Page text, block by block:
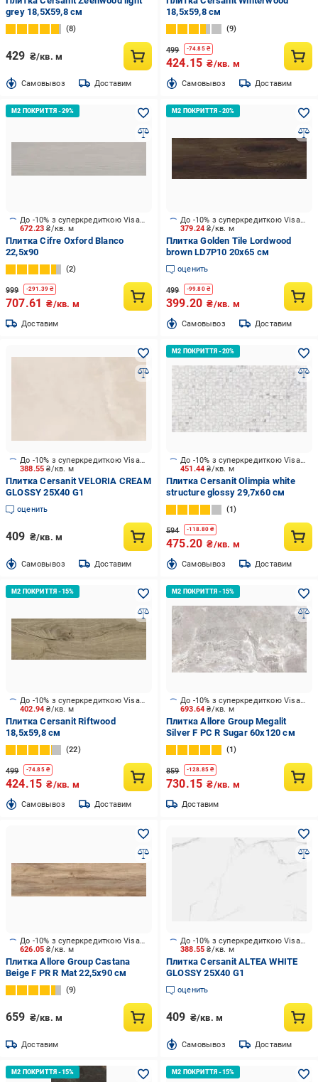
grey 18,5X59,8 см
8
429 ₴/кв. м
Cамовывоз Доставим
18,5x59,8 см
9
499 -74.85₴
424.15 ₴/кв. м
Cамовывоз Доставим
672.23₴/кв. м
До -10% з суперкредиткою Visa Вигода
Плитка Cifre Oxford Blanco
22,5х90
2
999 -291.39 ₴
707.61 ₴/кв. м
Доставим
379.24₴/кв. м
До -10% з суперкредиткою Visa Вигода
Плитка Golden Tile Lordwood
brown LD7P10 20x65 см
оценить
499 -99.80₴
399.20 ₴/кв. м
Cамовывоз Доставим
388.55₴/кв. м
До -10% з суперкредиткою Visa Вигода
Плитка Cersanit VELORIA CREAM
GLOSSY 25X40 G1
оценить
409 ₴/кв. м
Cамовывоз Доставим
451.44₴/кв. м
До -10% з суперкредиткою Visa Вигода
Плитка Cersanit Olimpia white
structure glossy 29,7x60 см
1
594 -118.80₴
475.20 ₴/кв. м
Cамовывоз Доставим
402.94₴/кв. м
До -10% з суперкредиткою Visa Вигода
Плитка Cersanit Riftwood
18,5x59,8 см
22
499 -74.85₴
424.15 ₴/кв. м
Cамовывоз Доставим
693.64₴/кв. м
До -10% з суперкредиткою Visa Вигода
Плитка Allore Group Megalit
Silver F PC R Sugar 60x120 см
1
859 -128.85₴
730.15 ₴/кв. м
Доставим
626.05₴/кв. м
До -10% з суперкредиткою Visa Вигода
Плитка Allore Group Castana
Beige F PR R Mat 22,5x90 см
9
659 ₴/кв. м
Доставим
388.55₴/кв. м
До -10% з суперкредиткою Visa Вигода
Плитка Cersanit ALTEA WHITE
GLOSSY 25X40 G1
оценить
409 ₴/кв. м
Cамовывоз Доставим